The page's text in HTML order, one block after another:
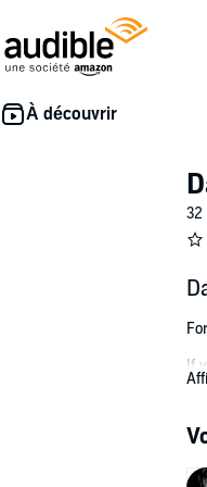
32
If